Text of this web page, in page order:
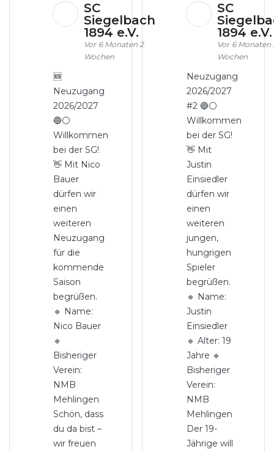
SC
Siegelbach
1894 e.V.
6 Monaten 2
Wochen
🆕
Neuzugang
2026/2027
🔵⚪
Willkommen
bei der SG!
👋 Mit Nico
Bauer
dürfen wir
einen
weiteren
Neuzugang
für die
kommende
Saison
begrüßen.
🔹 Name:
Nico Bauer
🔹
Bisheriger
Verein:
NMB
Mehlingen
Schön, dass
du da bist –
wir freuen
SC
1894
6 Monaten
Wochen
Neuzugang
2026/2027
#2 🔵⚪
Willkommen
bei der SG!
👋 Mit
Justin
Einsiedler
dürfen wir
einen
weiteren
jungen,
hungrigen
Spieler
begrüßen.
🔹 Name:
Justin
Einsiedler
🔹 Alter: 19
Jahre 🔹
Bisheriger
Verein:
NMB
Mehlingen
Der 19-
Jährige will